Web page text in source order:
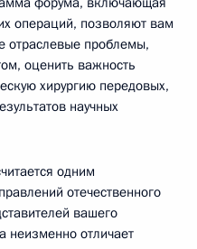
операций, позволяют вам
отраслевые проблемы,
оценить важность
хирургию передовых,
научных
одним
отечественного
вашего
неизменно отличает